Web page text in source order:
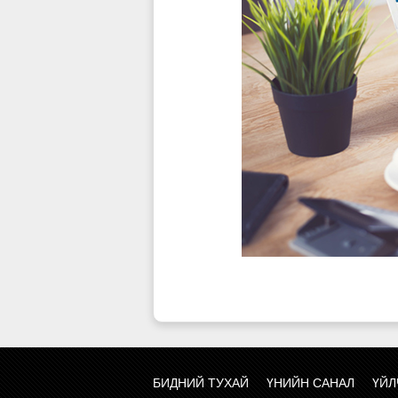
БИДНИЙ ТУХАЙ ҮНИЙН САНАЛ